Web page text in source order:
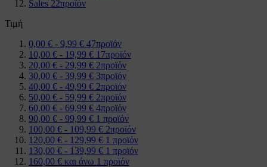
Sales 22προϊόν
Τιμή
0,00 € - 9,99 € 47προϊόν
10,00 € - 19,99 € 17προϊόν
20,00 € - 29,99 € 2προϊόν
30,00 € - 39,99 € 3προϊόν
40,00 € - 49,99 € 2προϊόν
50,00 € - 59,99 € 2προϊόν
60,00 € - 69,99 € 4προϊόν
90,00 € - 99,99 € 1 προϊόν
100,00 € - 109,99 € 2προϊόν
120,00 € - 129,99 € 1 προϊόν
130,00 € - 139,99 € 1 προϊόν
160,00 € και άνω 1 προϊόν